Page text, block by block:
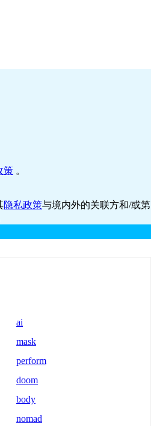
策 。
隐私政策与境内外的关联方和/或第
ai
mask
perform
doom
body
nomad